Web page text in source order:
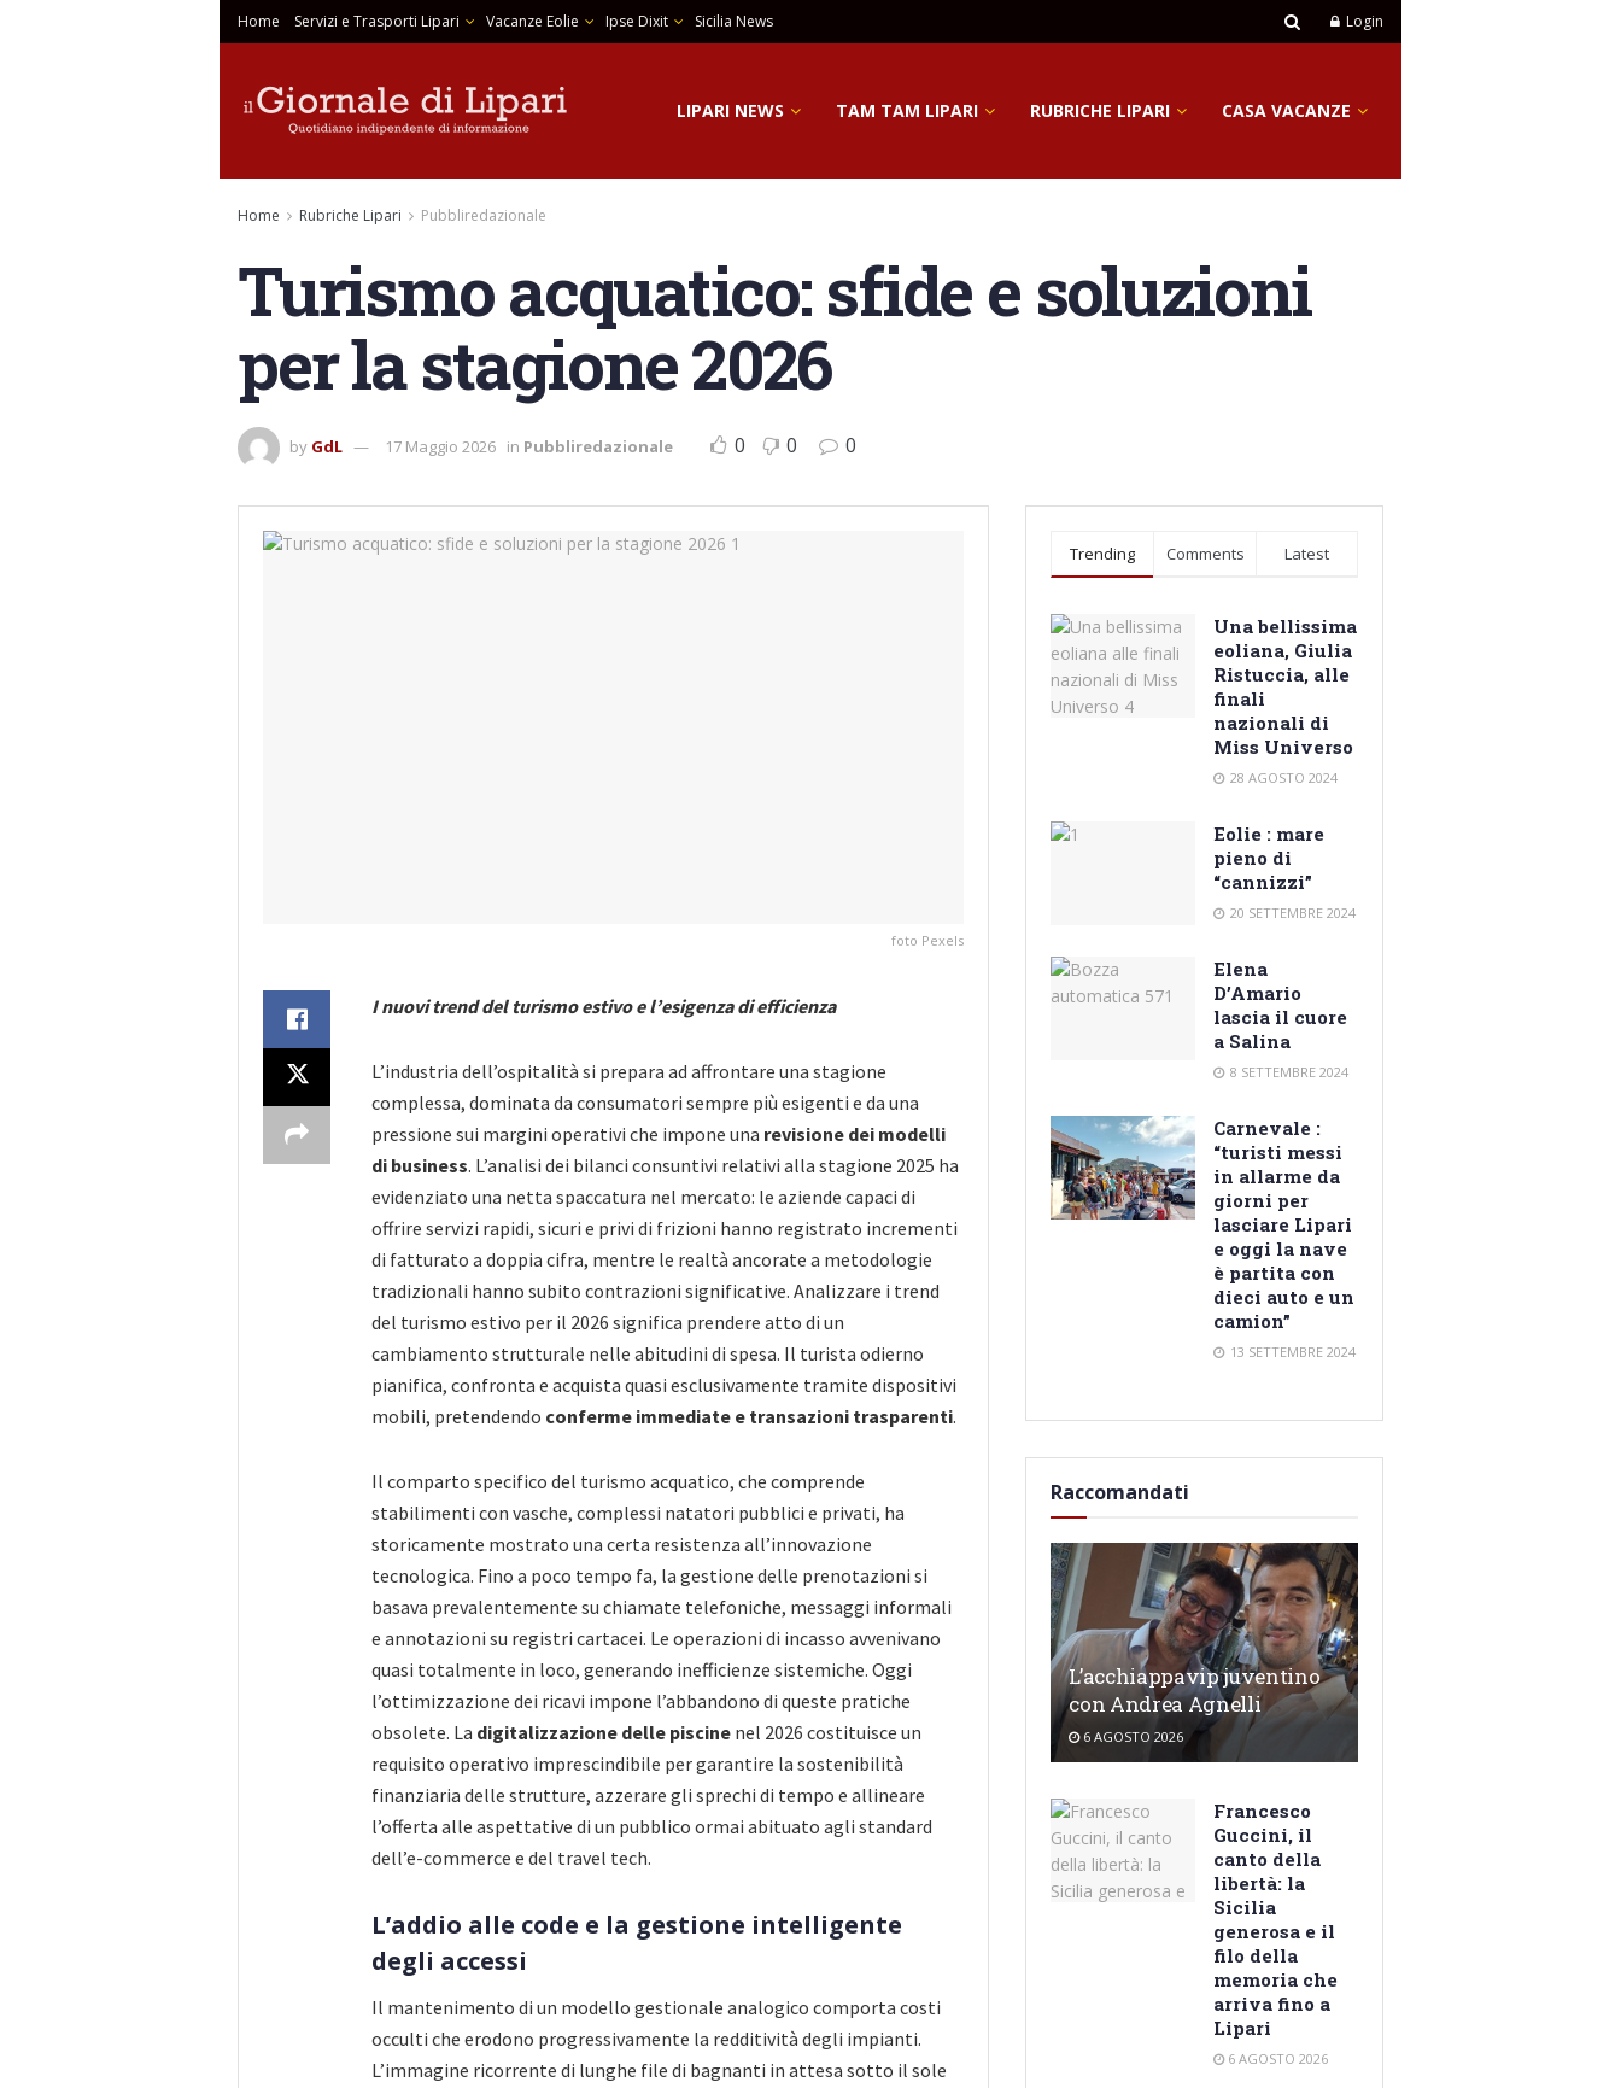
Home Servizi e Trasporti Lipari Vacanze Eolie Ipse Dixit Sicilia News Login
LIPARI NEWS TAM TAM LIPARI RUBRICHE LIPARI CASA VACANZE
Home Rubriche Lipari Pubbliredazionale
Turismo acquatico: sfide e soluzioni
per la stagione 2026
by GdL 17 Maggio 2026 in Pubbliredazionale 0 0 0
foto Pexels
I nuovi trend del turismo estivo e l’esigenza di efficienza
L’industria dell’ospitalità si prepara ad affrontare una stagione
complessa, dominata da consumatori sempre più esigenti e da una
pressione sui margini operativi che impone una revisione dei modelli
di business. L’analisi dei bilanci consuntivi relativi alla stagione 2025 ha
evidenziato una netta spaccatura nel mercato: le aziende capaci di
offrire servizi rapidi, sicuri e privi di frizioni hanno registrato incrementi
di fatturato a doppia cifra, mentre le realtà ancorate a metodologie
tradizionali hanno subito contrazioni significative. Analizzare i trend
del turismo estivo per il 2026 significa prendere atto di un
cambiamento strutturale nelle abitudini di spesa. Il turista odierno
pianifica, confronta e acquista quasi esclusivamente tramite dispositivi
mobili, pretendendo conferme immediate e transazioni trasparenti.
Il comparto specifico del turismo acquatico, che comprende
stabilimenti con vasche, complessi natatori pubblici e privati, ha
storicamente mostrato una certa resistenza all’innovazione
tecnologica. Fino a poco tempo fa, la gestione delle prenotazioni si
basava prevalentemente su chiamate telefoniche, messaggi informali
e annotazioni su registri cartacei. Le operazioni di incasso avvenivano
quasi totalmente in loco, generando inefficienze sistemiche. Oggi
l’ottimizzazione dei ricavi impone l’abbandono di queste pratiche
obsolete. La digitalizzazione delle piscine nel 2026 costituisce un
requisito operativo imprescindibile per garantire la sostenibilità
finanziaria delle strutture, azzerare gli sprechi di tempo e allineare
l’offerta alle aspettative di un pubblico ormai abituato agli standard
dell’e-commerce e del travel tech.
L’addio alle code e la gestione intelligente
degli accessi
Il mantenimento di un modello gestionale analogico comporta costi
occulti che erodono progressivamente la redditività degli impianti.
L’immagine ricorrente di lunghe file di bagnanti in attesa sotto il sole
Trending Comments Latest
Una bellissima
eoliana, Giulia
Ristuccia, alle
finali
nazionali di
Miss Universo
28 AGOSTO 2024
Eolie : mare
pieno di
“cannizzi”
20 SETTEMBRE 2024
Elena
D’Amario
lascia il cuore
a Salina
8 SETTEMBRE 2024
Carnevale :
“turisti messi
in allarme da
giorni per
lasciare Lipari
e oggi la nave
è partita con
dieci auto e un
camion”
13 SETTEMBRE 2024
Raccomandati
L’acchiappavip juventino
con Andrea Agnelli
6 AGOSTO 2026
Francesco
Guccini, il
canto della
libertà: la
Sicilia
generosa e il
filo della
memoria che
arriva fino a
Lipari
6 AGOSTO 2026